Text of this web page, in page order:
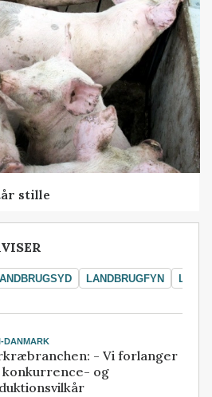
stille
LANDBRUGFYN
DANMARK
- Vi forlanger
konkurrence- og